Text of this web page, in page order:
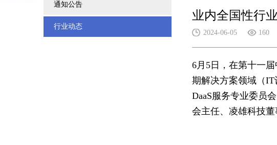
通知公告
行业动态
业内全国性行
2024-06-05 160
6月5日，在第十一
期解决方案领域（
DaaS服务专业委员
会主任、凌雄科技董